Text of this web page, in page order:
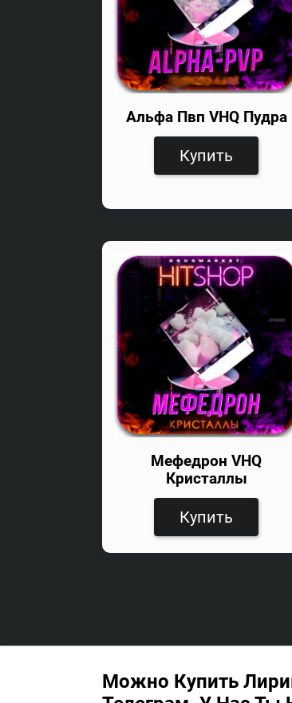
Альфа Пвп VHQ Пудра
Купить
Мефедрон VHQ
Кристаллы
Купить
Можно Купить